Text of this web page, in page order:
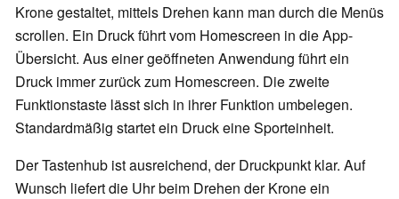
Krone gestaltet, mittels Drehen kann man durch die Menüs
scrollen. Ein Druck führt vom Homescreen in die App-
Übersicht. Aus einer geöffneten Anwendung führt ein
Druck immer zurück zum Homescreen. Die zweite
Funktionstaste lässt sich in ihrer Funktion umbelegen.
Standardmäßig startet ein Druck eine Sporteinheit.
Der Tastenhub ist ausreichend, der Druckpunkt klar. Auf
Wunsch liefert die Uhr beim Drehen der Krone ein